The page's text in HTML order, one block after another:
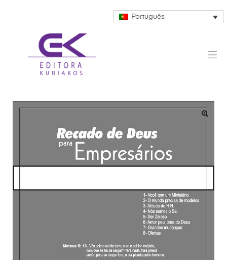
Português